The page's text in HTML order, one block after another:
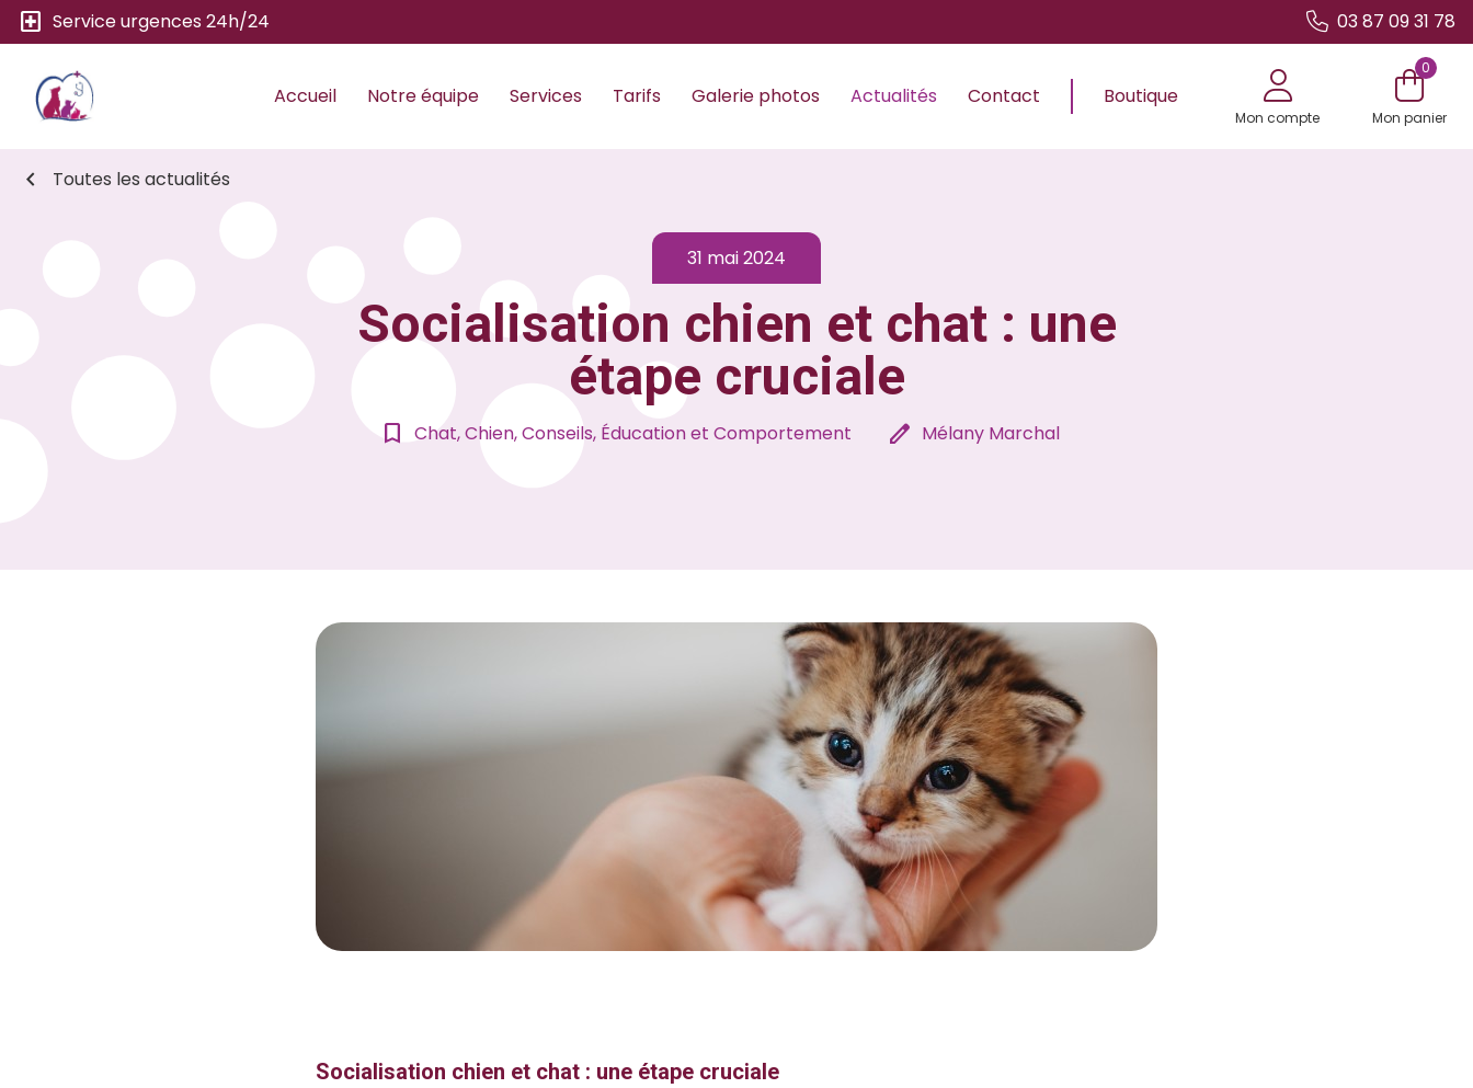
local_hospital Service urgences 24h/24 03 87 09 31 78
Accueil Notre équipe Services Tarifs Galerie photos Actualités Contact Boutique
Mon compte
0
Mon panier
chevron_left Toutes les actualités
31 mai 2024
Socialisation chien et chat : une
étape cruciale
bookmark_border Chat, Chien, Conseils, Éducation et Comportement edit Mélany Marchal
Socialisation chien et chat : une étape cruciale